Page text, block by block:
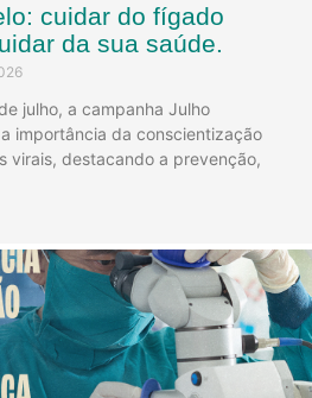
cuidar do fígado
da sua saúde.
julho, a campanha Julho
importância da conscientização
virais, destacando a prevenção,